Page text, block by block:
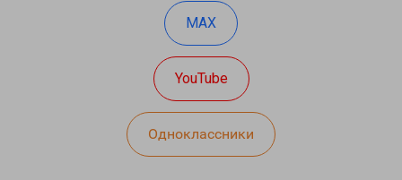
MAX
YouTube
Одноклассники